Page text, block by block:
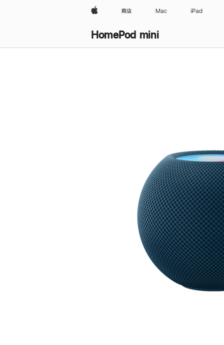
Apple 商店 Mac iPad
HomePod mini